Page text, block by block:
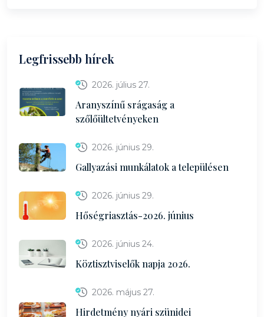
Legfrissebb hírek
2026. július 27.
Aranyszínű srágaság a
szőlőültetvényeken
2026. június 29.
Gallyazási munkálatok a településen
2026. június 29.
Hőségriasztás-2026. június
2026. június 24.
Köztisztviselők napja 2026.
2026. május 27.
Hirdetmény nyári szünidei